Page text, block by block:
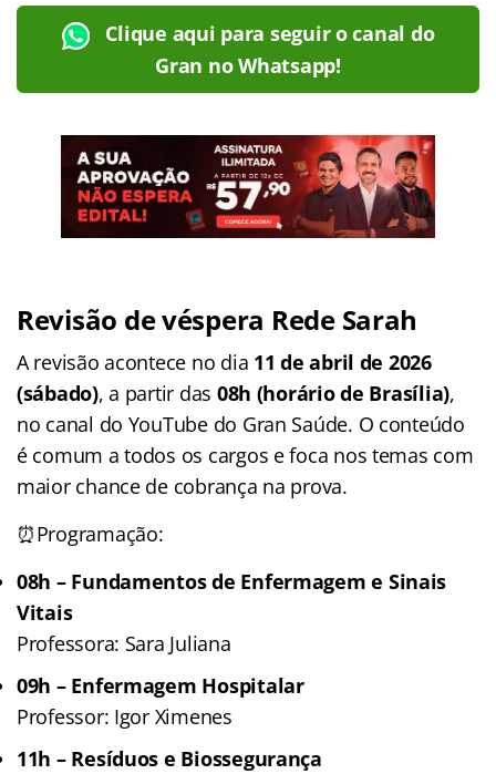
Clique aqui para seguir o canal do
Gran no Whatsapp!
Revisão de véspera Rede Sarah
A revisão acontece no dia 11 de abril de 2026
(sábado), a partir das 08h (horário de Brasília),
no canal do YouTube do Gran Saúde. O conteúdo
é comum a todos os cargos e foca nos temas com
maior chance de cobrança na prova.
⏰Programação:
08h – Fundamentos de Enfermagem e Sinais
Vitais
Professora: Sara Juliana
09h – Enfermagem Hospitalar
Professor: Igor Ximenes
11h – Resíduos e Biossegurança